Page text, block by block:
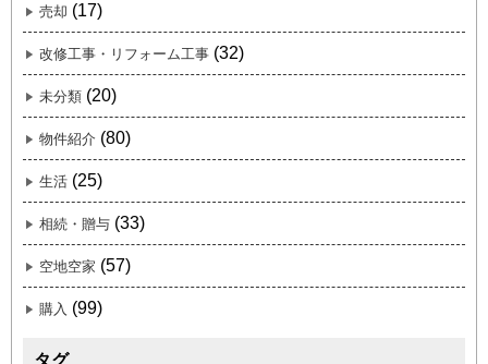
売却 (17)
改修工事・リフォーム工事 (32)
未分類 (20)
物件紹介 (80)
生活 (25)
相続・贈与 (33)
空地空家 (57)
購入 (99)
タグ